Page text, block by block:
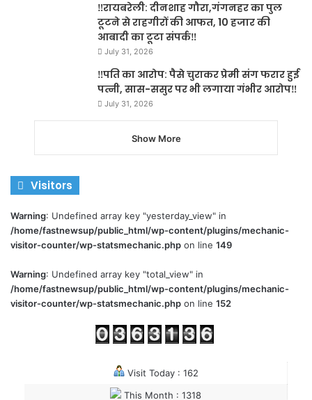
‼️रायबरेली: दीनशाह गौरा,गंगनहर का पुल
टूटने से राहगीरों की आफत, 10 हजार की
आबादी का टूटा संपर्क‼️
July 31, 2026
‼️पति का आरोप: पैसे चुराकर प्रेमी संग फरार हुई
पत्नी, सास-ससुर पर भी लगाया गंभीर आरोप‼️
July 31, 2026
Show More
Visitors
Warning: Undefined array key "yesterday_view" in
/home/fastnewsup/public_html/wp-content/plugins/mechanic-
visitor-counter/wp-statsmechanic.php on line 149
Warning: Undefined array key "total_view" in
/home/fastnewsup/public_html/wp-content/plugins/mechanic-
visitor-counter/wp-statsmechanic.php on line 152
Visit Today : 162
This Month : 1318